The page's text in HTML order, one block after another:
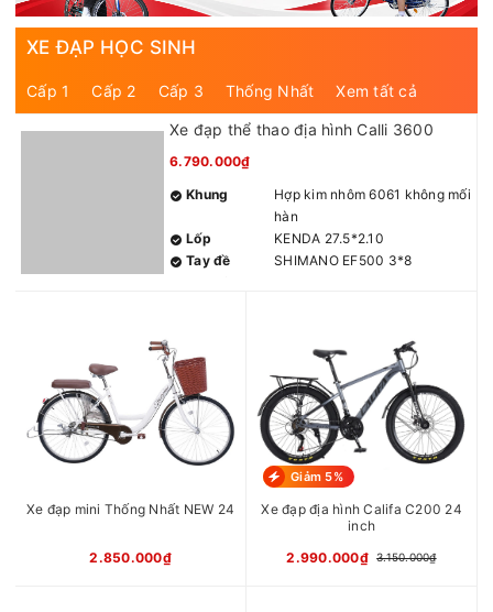
XE ĐẠP HỌC SINH
Cấp 1 Cấp 2 Cấp 3 Thống Nhất Xem tất cả
Xe đạp thể thao địa hình Calli 3600
6.790.000₫
Khung
Hợp kim nhôm 6061 không mối
hàn
Lốp
KENDA 27.5*2.10
Tay đề
SHIMANO EF500 3*8
Đùi đĩa
SHIMANO TY301 3 tầng 24-
34-42T
Líp
SHIMANO CS-HG200 8 tầng
12-32T
Xích
FFC Z51
Trục cốt vuông bạc đạn
Phanh
Phanh đĩa cơ YINXING
Nhôm 2 lớp CALLI
1m60 - 1m80
Xe đạp mini Thống Nhất NEW 24
2.850.000₫
Giảm 5%
Xe đạp địa hình Califa C200 24
inch
2.990.000₫
3.150.000₫